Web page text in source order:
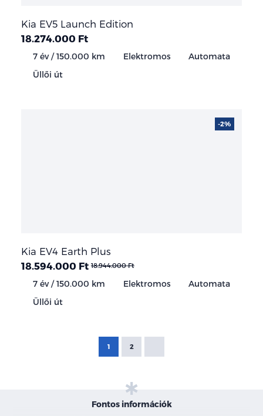
Kia EV5 Launch Edition
18.274.000 Ft
7 év / 150.000 km Elektromos
Automata
Üllői út
Kia EV4 Earth Plus
18.594.000 Ft 18.944.000 Ft
7 év / 150.000 km Elektromos
Automata
Üllői út
-2%
1 2
Fontos információk